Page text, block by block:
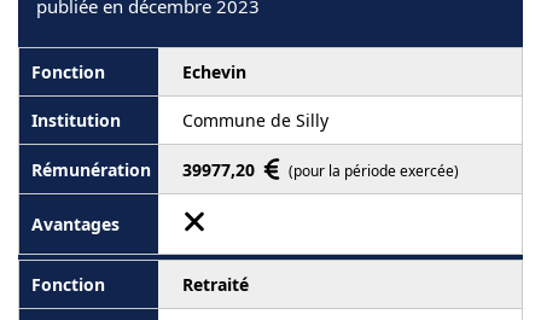
publiée en décembre 2023
Echevin
Commune de Silly
39977,20 (pour la période exercée)
Retraité